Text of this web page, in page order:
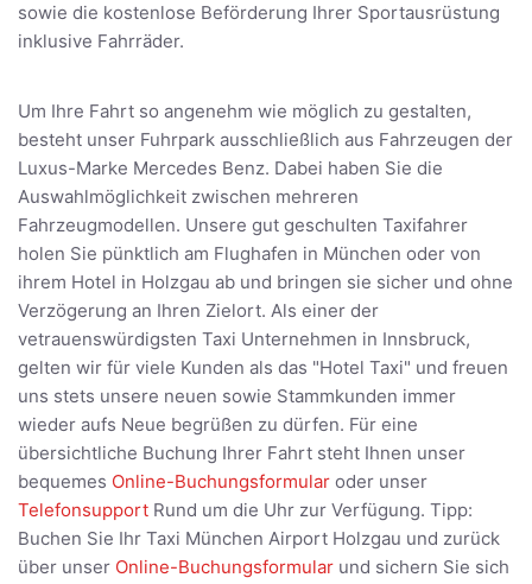
sowie die kostenlose Beförderung Ihrer Sportausrüstung
inklusive Fahrräder.
Um Ihre Fahrt so angenehm wie möglich zu gestalten,
besteht unser Fuhrpark ausschließlich aus Fahrzeugen der
Luxus-Marke Mercedes Benz. Dabei haben Sie die
Auswahlmöglichkeit zwischen mehreren
Fahrzeugmodellen. Unsere gut geschulten Taxifahrer
holen Sie pünktlich am Flughafen in München oder von
ihrem Hotel in Holzgau ab und bringen sie sicher und ohne
Verzögerung an Ihren Zielort. Als einer der
vetrauenswürdigsten Taxi Unternehmen in Innsbruck,
gelten wir für viele Kunden als das "Hotel Taxi" und freuen
uns stets unsere neuen sowie Stammkunden immer
wieder aufs Neue begrüßen zu dürfen. Für eine
übersichtliche Buchung Ihrer Fahrt steht Ihnen unser
bequemes Online-Buchungsformular oder unser
Telefonsupport Rund um die Uhr zur Verfügung. Tipp:
Buchen Sie Ihr Taxi München Airport Holzgau und zurück
über unser Online-Buchungsformular und sichern Sie sich